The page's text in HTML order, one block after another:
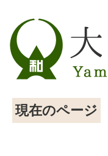
現在のページ